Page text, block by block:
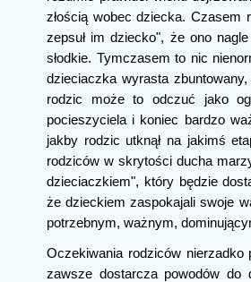
złością wobec dziecka. Czasem
zepsuł im dziecko", że ono
słodkie. Tymczasem to nic
dzieciaczka wyrasta
rodzic może to odczuć jako
pocieszyciela i koniec bardzo
jakby rodzic utknął na jakimś
rodziców w skrytości ducha
dzieciaczkiem", który będzie
że dzieckiem zaspokajali swoje
potrzebnym, ważnym,
Oczekiwania rodziców
zawsze dostarcza powodów do